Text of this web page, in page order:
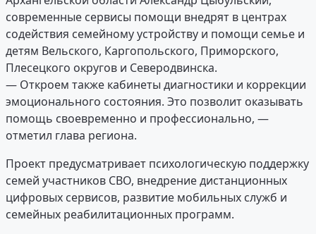
современные сервисы помощи внедрят в центрах
содействия семейному устройству и помощи семье и
детям Вельского, Каргопольского, Приморского,
Плесецкого округов и Северодвинска.
— Откроем также кабинеты диагностики и коррекции
эмоционального состояния. Это позволит оказывать
помощь своевременно и профессионально, —
отметил глава региона.
Проект предусматривает психологическую поддержку
семей участников СВО, внедрение дистанционных
цифровых сервисов, развитие мобильных служб и
семейных реабилитационных программ.